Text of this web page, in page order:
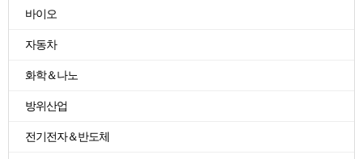
바이오
자동차
화학＆나노
방위산업
전기전자＆반도체